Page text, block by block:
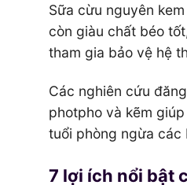
Sữa cừu nguyên
còn giàu chất béo
tham gia bảo vệ hệ
Các nghiên cứu
photpho và kẽm
tuổi phòng ngừa các
7 lợi ích nổi bật